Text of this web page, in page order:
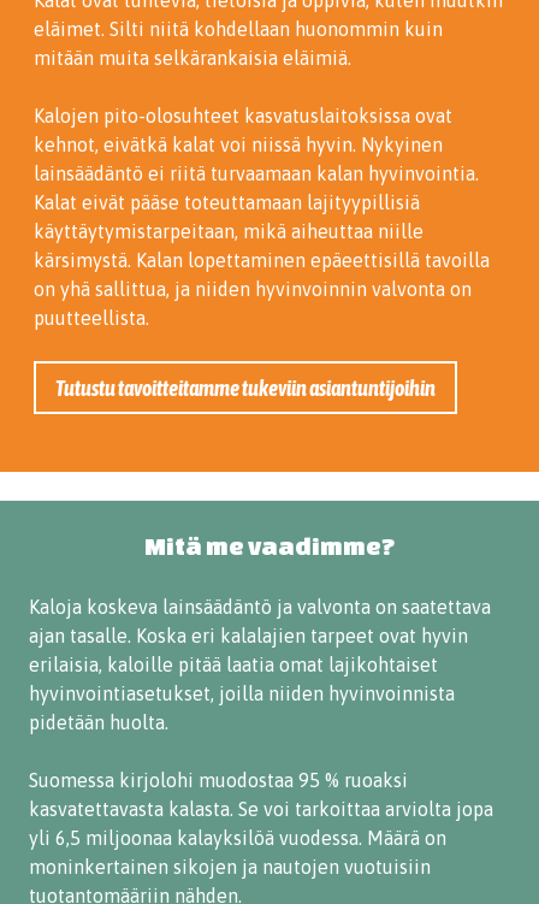
eläimet. Silti niitä kohdellaan huonommin kuin
mitään muita selkärankaisia eläimiä.
Kalojen pito-olosuhteet kasvatuslaitoksissa ovat
kehnot, eivätkä kalat voi niissä hyvin. Nykyinen
lainsäädäntö ei riitä turvaamaan kalan hyvinvointia.
Kalat eivät pääse toteuttamaan lajityypillisiä
käyttäytymistarpeitaan, mikä aiheuttaa niille
kärsimystä. Kalan lopettaminen epäeettisillä tavoilla
on yhä sallittua, ja niiden hyvinvoinnin valvonta on
puutteellista.
Tutustu tavoitteitamme tukeviin asiantuntijoihin
Mitä me vaadimme?
Kaloja koskeva lainsäädäntö ja valvonta on saatettava
ajan tasalle. Koska eri kalalajien tarpeet ovat hyvin
erilaisia, kaloille pitää laatia omat lajikohtaiset
hyvinvointiasetukset, joilla niiden hyvinvoinnista
pidetään huolta.
Suomessa kirjolohi muodostaa 95 % ruoaksi
kasvatettavasta kalasta. Se voi tarkoittaa arviolta jopa
yli 6,5 miljoonaa kalayksilöä vuodessa. Määrä on
moninkertainen sikojen ja nautojen vuotuisiin
tuotantomääriin nähden.